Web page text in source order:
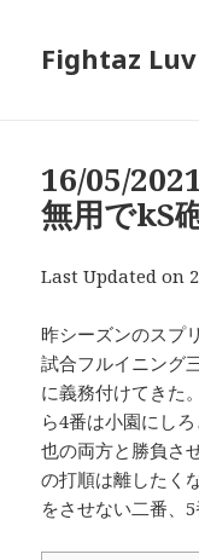
Fightaz Luv
16/05/
無用でkS
Last Updated on
昨シーズンのスプ
試合フルイニング
に義務付けてきた
ら4番は小園にし
也の両方と勝負さ
の打順は離したく
をさせない二番、5